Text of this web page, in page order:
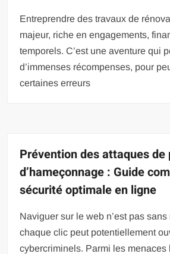
Entreprendre des travaux de
majeur, riche en engagements,
temporels. C’est une aventure qui
d’immenses récompenses, pour
certaines erreurs
Prévention des attaques de
d’hameçonnage : Guide
sécurité optimale en ligne
Naviguer sur le web n’est pas
chaque clic peut potentiellement
cybercriminels. Parmi les menaces